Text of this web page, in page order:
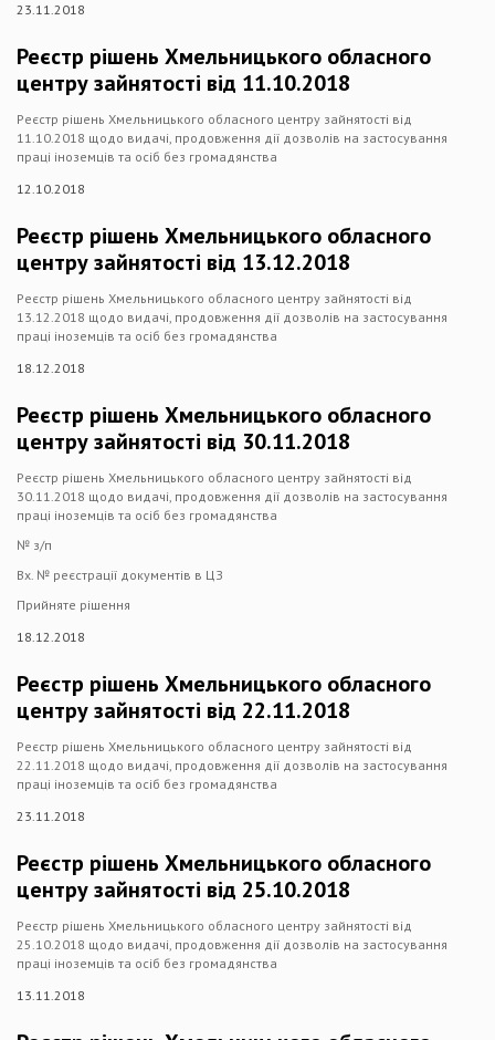
23.11.2018
Реєстр рішень Хмельницького обласного
центру зайнятості від 11.10.2018
Реєстр рішень Хмельницького обласного центру зайнятості від
11.10.2018 щодо видачі, продовження дії дозволів на застосування
праці іноземців та осіб без громадянства
12.10.2018
Реєстр рішень Хмельницького обласного
центру зайнятості від 13.12.2018
Реєстр рішень Хмельницького обласного центру зайнятості від
13.12.2018 щодо видачі, продовження дії дозволів на застосування
праці іноземців та осіб без громадянства
18.12.2018
Реєстр рішень Хмельницького обласного
центру зайнятості від 30.11.2018
Реєстр рішень Хмельницького обласного центру зайнятості від
30.11.2018 щодо видачі, продовження дії дозволів на застосування
праці іноземців та осіб без громадянства
№ з/п
Вх. № реєстрації документів в ЦЗ
Прийняте рішення
18.12.2018
Реєстр рішень Хмельницького обласного
центру зайнятості від 22.11.2018
Реєстр рішень Хмельницького обласного центру зайнятості від
22.11.2018 щодо видачі, продовження дії дозволів на застосування
праці іноземців та осіб без громадянства
23.11.2018
Реєстр рішень Хмельницького обласного
центру зайнятості від 25.10.2018
Реєстр рішень Хмельницького обласного центру зайнятості від
25.10.2018 щодо видачі, продовження дії дозволів на застосування
праці іноземців та осіб без громадянства
13.11.2018